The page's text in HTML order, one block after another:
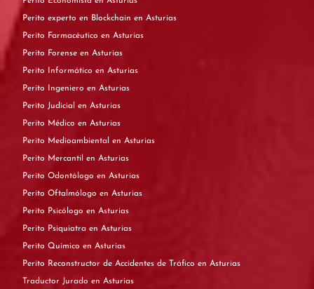
Perito experto en Blockchain en Asturias
Perito Farmacéutico en Asturias
Perito Forense en Asturias
Perito Informático en Asturias
Perito Ingeniero en Asturias
Perito Judicial en Asturias
Perito Médico en Asturias
Perito Medioambiental en Asturias
Perito Mercantil en Asturias
Perito Odontólogo en Asturias
Perito Oftalmólogo en Asturias
Perito Psicólogo en Asturias
Perito Psiquiatra en Asturias
Perito Químico en Asturias
Perito Reconstructor de Accidentes de Tráfico en Asturias
Traductor Jurado en Asturias